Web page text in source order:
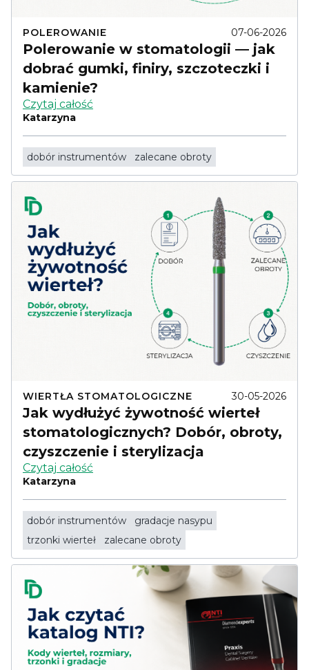
POLEROWANIE 07-06-2026
Polerowanie w stomatologii — jak
dobrać gumki, finiry, szczoteczki i
kamienie?
Czytaj całość
Katarzyna
dobór instrumentów zalecane obroty
WIERTŁA STOMATOLOGICZNE 30-05-2026
Jak wydłużyć żywotność wierteł
stomatologicznych? Dobór, obroty,
czyszczenie i sterylizacja
Czytaj całość
Katarzyna
dobór instrumentów
gradacje nasypu
trzonki wierteł
zalecane obroty